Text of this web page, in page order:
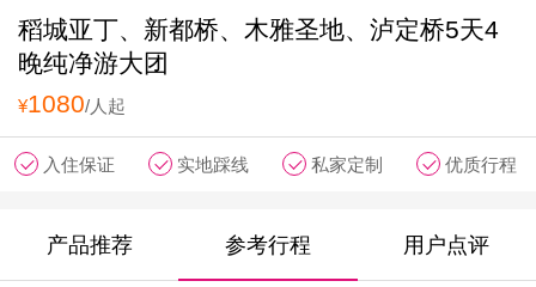
稻城亚丁、新都桥、木雅圣地、泸定桥5天4
晚纯净游大团
¥1080/人起
入住保证 实地踩线 私家定制 优质行程
产品推荐 参考行程 用户点评